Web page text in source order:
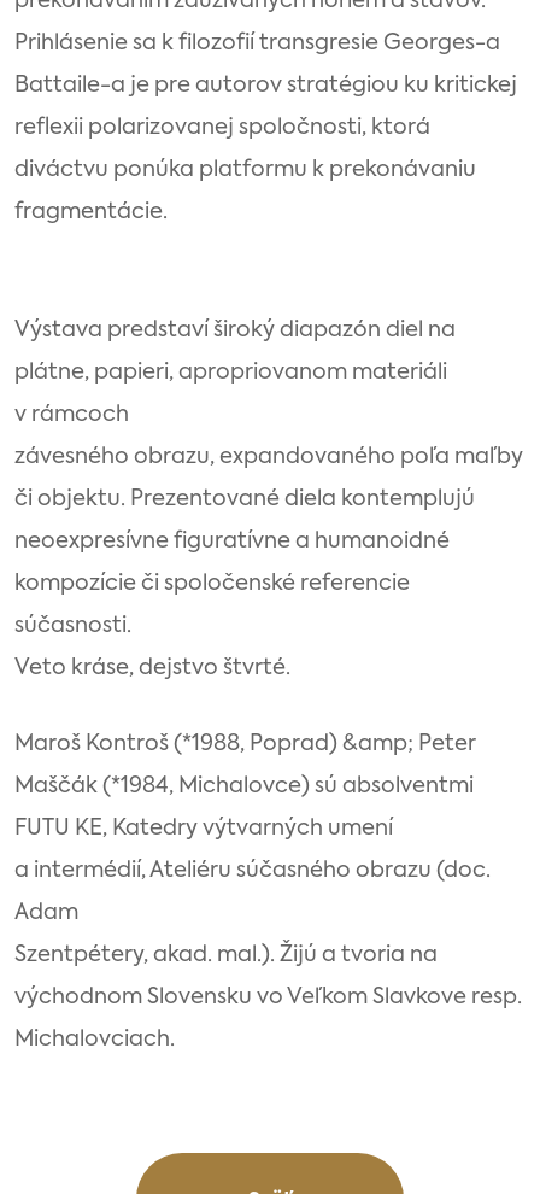
Prihlásenie sa k filozofií transgresie Georges-a
Battaile-a je pre autorov stratégiou ku kritickej
reflexii polarizovanej spoločnosti, ktorá
diváctvu ponúka platformu k prekonávaniu
fragmentácie.
Výstava predstaví široký diapazón diel na
plátne, papieri, apropriovanom materiáli
v rámcoch
závesného obrazu, expandovaného poľa maľby
či objektu. Prezentované diela kontemplujú
neoexpresívne figuratívne a humanoidné
kompozície či spoločenské referencie
súčasnosti.
Veto kráse, dejstvo štvrté.
Maroš Kontroš (*1988, Poprad) &amp; Peter
Maščák (*1984, Michalovce) sú absolventmi
FUTU KE, Katedry výtvarných umení
a intermédií, Ateliéru súčasného obrazu (doc.
Adam
Szentpétery, akad. mal.). Žijú a tvoria na
východnom Slovensku vo Veľkom Slavkove resp.
Michalovciach.